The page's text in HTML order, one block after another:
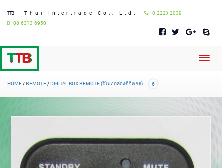
TTB Thai Intertrade Co., Ltd.
0-2223-2039
08-6313-6950
HOME /REMOTE /DIGITAL BOX REMOTE (รีโมทกล่องดิจิตอล) 6